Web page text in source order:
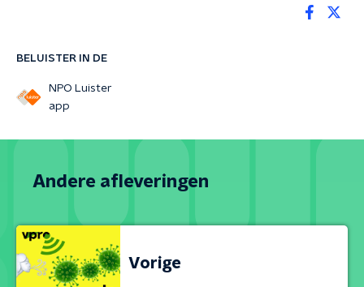
BELUISTER IN DE
NPO Luister
app
Andere afleveringen
Vorige